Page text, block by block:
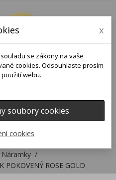
Náramky
POKOVENÝ ROSE GOLD
x
se zákony na vaše
cookies. Odsouhlaste prosím
webu.
soubory cookies
cookies